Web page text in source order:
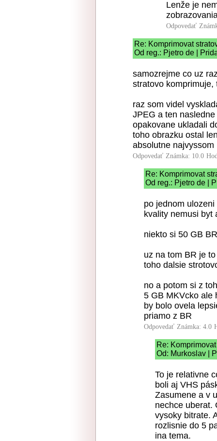
Lenže je
Odpovedať
Re: Komprimovat
Od reg.: Pjetro de |
samozrejme co uz
stratovo
raz som videl
JPEG a ten
opakovane ukladali
toho obrazku ostal
absolutne
Odpovedať Známka: 10.0
Re: Komprimovat
Od reg.: Pjetro de |
po jednom
kvality nemusi byt
niekto si 50 GB
uz na tom BR je
toho dalsie
no a potom si z
5 GB MKVcko ale
by bolo ovela
priamo z BR
Odpovedať Známka: 4.0
Re:
Od: Murkoslav |
To je relativne
boli aj VHS
Zasumene a v
nechce uberat.
vysoky bitrate.
rozlisnie do 5
ina tema.